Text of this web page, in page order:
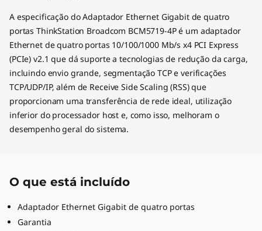
A especificação do Adaptador Ethernet Gigabit de quatro
portas ThinkStation Broadcom BCM5719-4P é um adaptador
Ethernet de quatro portas 10/100/1000 Mb/s x4 PCI Express
(PCIe) v2.1 que dá suporte a tecnologias de redução da carga,
incluindo envio grande, segmentação TCP e verificações
TCP/UDP/IP, além de Receive Side Scaling (RSS) que
proporcionam uma transferência de rede ideal, utilização
inferior do processador host e, como isso, melhoram o
desempenho geral do sistema.
O que está incluído
Adaptador Ethernet Gigabit de quatro portas
Garantia